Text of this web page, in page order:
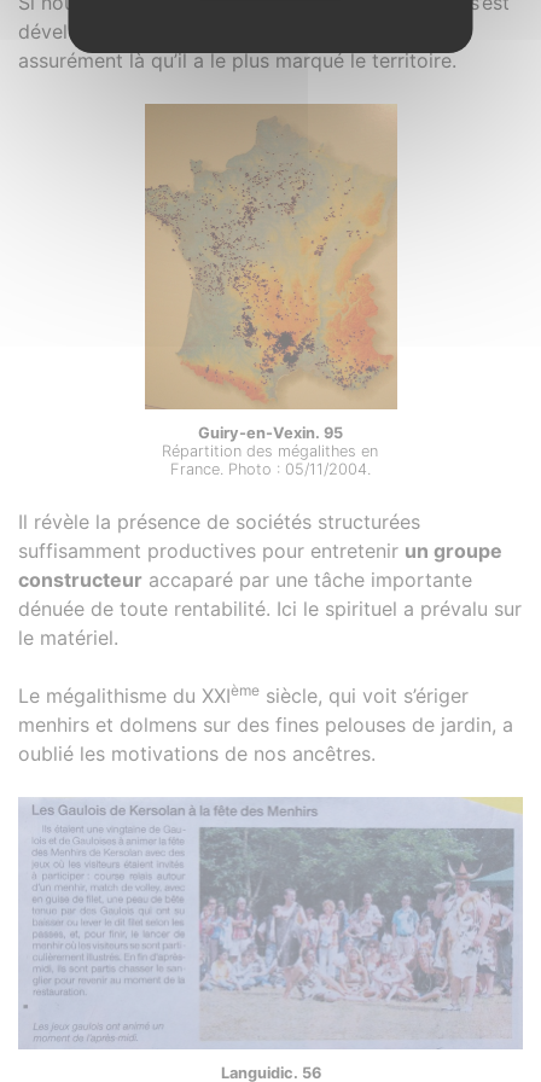
développé à partir de la façade atlantique, c’est
assurément là qu’il a le plus marqué le territoire.
Guiry-en-Vexin. 95
Répartition des mégalithes en
France. Photo : 05/11/2004.
Il révèle la présence de sociétés structurées
suffisamment productives pour entretenir un groupe
constructeur accaparé par une tâche importante
dénuée de toute rentabilité. Ici le spirituel a prévalu sur
le matériel.
Le mégalithisme du XXIème siècle, qui voit s’ériger
menhirs et dolmens sur des fines pelouses de jardin, a
oublié les motivations de nos ancêtres.
Languidic. 56